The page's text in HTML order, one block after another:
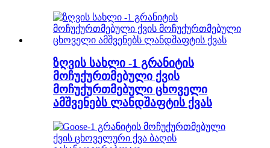
ზღვის სახლი -1 გრანიტის
მოჩუქურთმებული ქვის
მოჩუქურთმებული ცხოველი
ამშვენებს ლანდშაფტის ქვას